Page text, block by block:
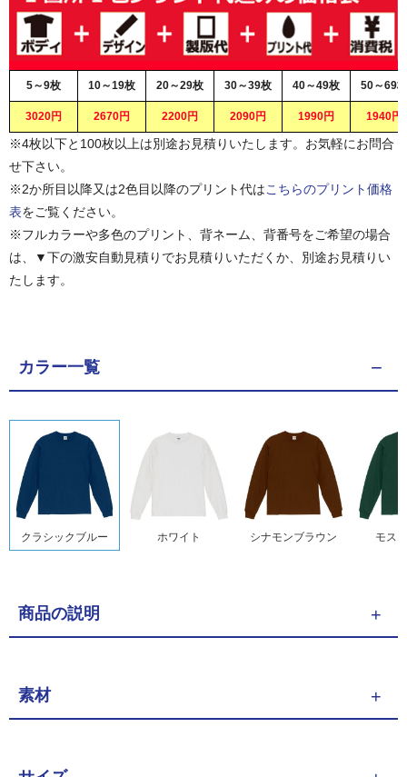
5～9枚 10～19枚 20～29枚 30～39枚 40～49枚 50～69枚
3020円 2670円 2200円 2090円 1990円 1940円
※4枚以下と100枚以上は別途お見積りいたします。お気軽にお問合
せ下さい。
※2か所目以降又は2色目以降のプリント代はこちらのプリント価格
表をご覧ください。
※フルカラーや多色のプリント、背ネーム、背番号をご希望の場合
は、▼下の激安自動見積りでお見積りいただくか、別途お見積りい
たします。
カラー一覧
クラシックブルー ホワイト シナモンブラウン モス
商品の説明
素材